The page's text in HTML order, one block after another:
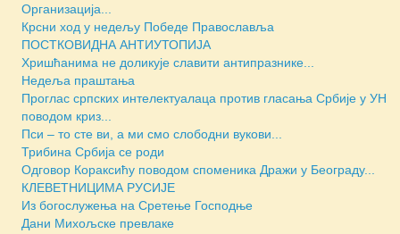
Организација...
Крсни ход у недељу Победе Православља
ПОСТКОВИДНА АНТИУТОПИЈА
Хришћанима не доликује славити антипразнике...
Недеља праштања
Проглас српских интелектуалаца против гласања Србије у УН
поводом криз...
Пси – то сте ви, а ми смо слободни вукови...
Трибина Србија се роди
Одговор Кораксићу поводом споменика Дражи у Београду...
КЛЕВЕТНИЦИМА РУСИЈЕ
Из богослужења на Сретење Господње
Дани Михољске превлаке